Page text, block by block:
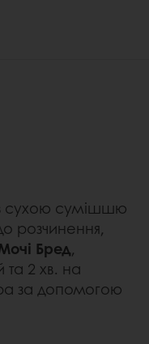
з сухою сумішшю
розчинення,
Бред,
та 2 хв. на
за допомогою